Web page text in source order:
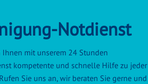
Notdienst
Ihnen mit unserem 24 Stunden
kompetente und schnelle Hilfe zu jeder
Sie uns an, wir beraten Sie gerne und